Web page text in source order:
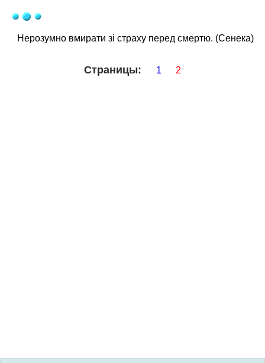
Нерозумно вмирати зі страху перед смертю. (Сенека)
Страницы: 1 2